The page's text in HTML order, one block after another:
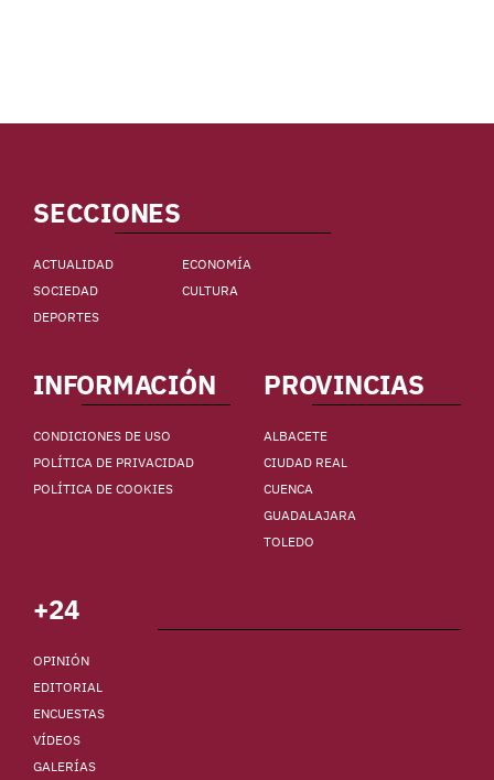
SECCIONES
ACTUALIDAD
ECONOMÍA
SOCIEDAD
CULTURA
DEPORTES
INFORMACIÓN
CONDICIONES DE USO
POLÍTICA DE PRIVACIDAD
POLÍTICA DE COOKIES
PROVINCIAS
ALBACETE
CIUDAD REAL
CUENCA
GUADALAJARA
TOLEDO
+24
OPINIÓN
EDITORIAL
ENCUESTAS
VÍDEOS
GALERÍAS